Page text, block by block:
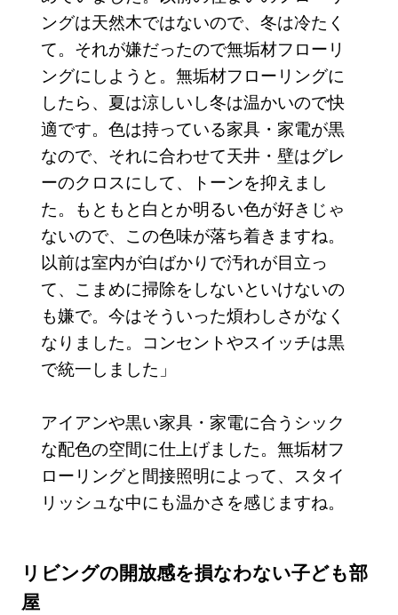
ングは天然木ではないので、冬は冷たく
て。それが嫌だったので無垢材フローリ
ングにしようと。無垢材フローリングに
したら、夏は涼しいし冬は温かいので快
適です。色は持っている家具・家電が黒
なので、それに合わせて天井・壁はグレ
ーのクロスにして、トーンを抑えまし
た。もともと白とか明るい色が好きじゃ
ないので、この色味が落ち着きますね。
以前は室内が白ばかりで汚れが目立っ
て、こまめに掃除をしないといけないの
も嫌で。今はそういった煩わしさがなく
なりました。コンセントやスイッチは黒
で統一しました」
アイアンや黒い家具・家電に合うシック
な配色の空間に仕上げました。無垢材フ
ローリングと間接照明によって、スタイ
リッシュな中にも温かさを感じますね。
リビングの開放感を損なわない子ども部
屋